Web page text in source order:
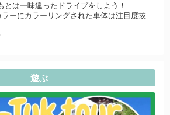
とは一味違ったドライブをしよう！
ーにカラーリングされた車体は注目度抜
遊ぶ